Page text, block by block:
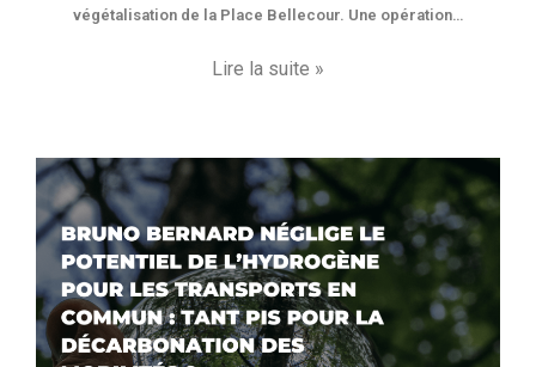
végétalisation de la Place Bellecour. Une opération…
Lire la suite »